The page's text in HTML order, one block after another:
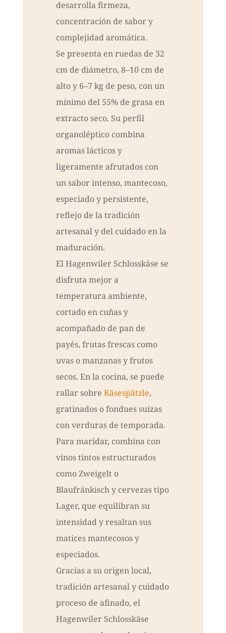
desarrolla firmeza,
concentración de sabor y
complejidad aromática.
Se presenta en ruedas de 32
cm de diámetro, 8–10 cm de
alto y 6–7 kg de peso, con un
mínimo del 55% de grasa en
extracto seco. Su perfil
organoléptico combina
aromas lácticos y
ligeramente afrutados con
un sabor intenso, mantecoso,
especiado y persistente,
reflejo de la tradición
artesanal y del cuidado en la
maduración.
El Hagenwiler Schlosskäse se
disfruta mejor a
temperatura ambiente,
cortado en cuñas y
acompañado de pan de
payés, frutas frescas como
uvas o manzanas y frutos
secos. En la cocina, se puede
rallar sobre Käsespätzle,
gratinados o fondues suizas
con verduras de temporada.
Para maridar, combina con
vinos tintos estructurados
como Zweigelt o
Blaufränkisch y cervezas tipo
Lager, que equilibran su
intensidad y resaltan sus
matices mantecosos y
especiados.
Gracias a su origen local,
tradición artesanal y cuidado
proceso de afinado, el
Hagenwiler Schlosskäse